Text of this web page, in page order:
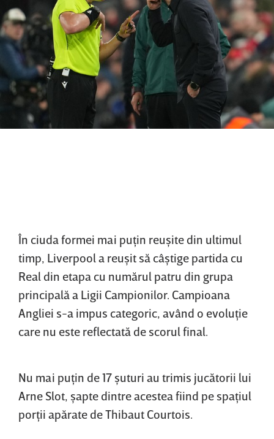
În ciuda formei mai puţin reuşite din ultimul
timp, Liverpool a reuşit să câştige partida cu
Real din etapa cu numărul patru din grupa
principală a Ligii Campionilor. Campioana
Angliei s-a impus categoric, având o evoluţie
care nu este reflectată de scorul final.
Nu mai puţin de 17 şuturi au trimis jucătorii lui
Arne Slot, şapte dintre acestea fiind pe spaţiul
porţii apărate de Thibaut Courtois.